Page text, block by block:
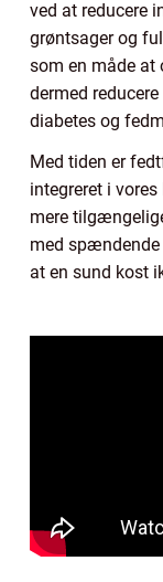
ved at reducere
grøntsager og
som en måde at
dermed
diabetes og
Med tiden er
integreret i
mere
med spændende
at en sund kost